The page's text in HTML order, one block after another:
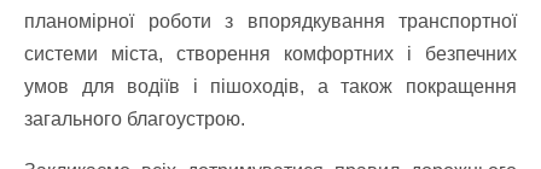
планомірної роботи з впорядкування транспортної
системи міста, створення комфортних і безпечних
умов для водіїв і пішоходів, а також покращення
загального благоустрою.